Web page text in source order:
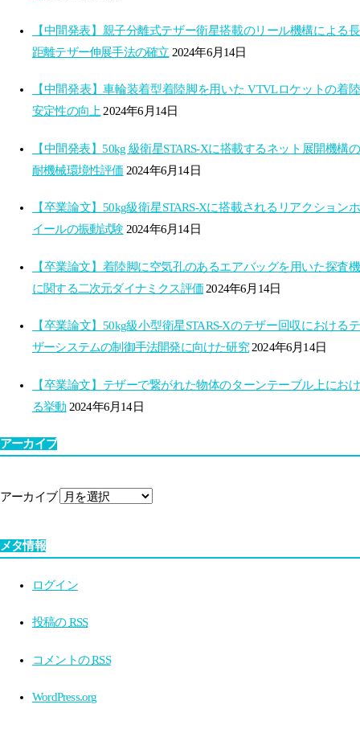
【中間発表】親子分離式テザー衛星搭載のリール機構による長
距離テザー伸展手法の確立 2024年6月14日
【中間発表】車輪装着型着陸脚を用いた VTVLロケットの着陸
安定性の向上 2024年6月14日
【中間発表】50kg 級衛星STARS-Xに搭載するネット展開機構の
耐機械環境性評価 2024年6月14日
【卒業論文】50kg級衛星STARS-Xに搭載されるリアクションホ
イールの振動試験 2024年6月14日
【卒業論文】着陸脚に空気孔のあるエアバッグを用いた探査機
に関する二次元ダイナミクス評価 2024年6月14日
【卒業論文】50kg級小型衛星STARS-Xのテザー回収におけるテ
ザーシステムの制御手法開発に向けた研究 2024年6月14日
【卒業論文】テザーで繋がれた物体のターンテーブル上におけ
る挙動 2024年6月14日
アーカイブ
アーカイブ
メタ情報
ログイン
投稿のRSS
コメントのRSS
WordPress.org